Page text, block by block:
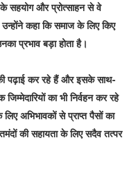
सहयोग और प्रोत्साहन से वे
कहा कि समाज के लिए किए
प्रभाव बड़ा होता है।
की पढ़ाई कर रहे हैं और इसके साथ-
का भी निर्वहन कर रहे
अभिभावकों से प्राप्त पैसों का
की सहायता के लिए सदैव तत्पर